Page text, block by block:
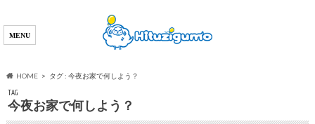
HOME タグ : 今夜お家で何しよう？
TAG
今夜お家で何しよう？